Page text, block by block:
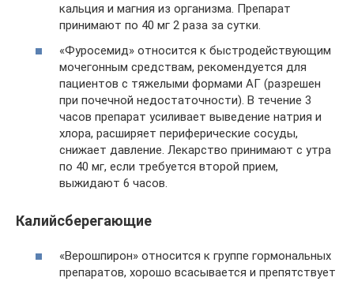
кальция и магния из организма. Препарат
принимают по 40 мг 2 раза за сутки.
«Фуросемид» относится к быстродействующим
мочегонным средствам, рекомендуется для
пациентов с тяжелыми формами АГ (разрешен
при почечной недостаточности). В течение 3
часов препарат усиливает выведение натрия и
хлора, расширяет периферические сосуды,
снижает давление. Лекарство принимают с утра
по 40 мг, если требуется второй прием,
выжидают 6 часов.
Калийсберегающие
«Верошпирон» относится к группе гормональных
препаратов, хорошо всасывается и препятствует